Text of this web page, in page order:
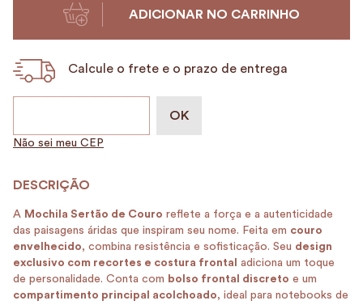
ADICIONAR NO CARRINHO
Calcule o frete e o prazo de entrega
Não sei meu CEP
A Mochila Sertão de Couro reflete a força e a autenticidade
das paisagens áridas que inspiram seu nome. Feita em couro
envelhecido, combina resistência e sofisticação. Seu design
exclusivo com recortes e costura frontal
adiciona um toque
de personalidade. Conta com bolso frontal discreto e um
compartimento principal acolchoado, ideal para notebooks de